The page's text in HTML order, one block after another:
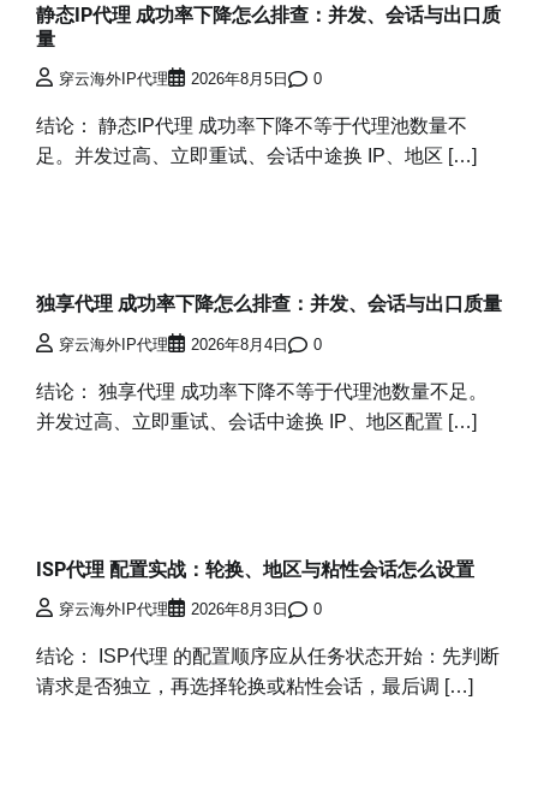
静态IP代理 成功率下降怎么排查：并发、会话与出口质
量
穿云海外IP代理 2026年8月5日 0
结论： 静态IP代理 成功率下降不等于代理池数量不
足。并发过高、立即重试、会话中途换 IP、地区 […]
独享代理 成功率下降怎么排查：并发、会话与出口质量
穿云海外IP代理 2026年8月4日 0
结论： 独享代理 成功率下降不等于代理池数量不足。
并发过高、立即重试、会话中途换 IP、地区配置 […]
ISP代理 配置实战：轮换、地区与粘性会话怎么设置
穿云海外IP代理 2026年8月3日 0
结论： ISP代理 的配置顺序应从任务状态开始：先判断
请求是否独立，再选择轮换或粘性会话，最后调 […]